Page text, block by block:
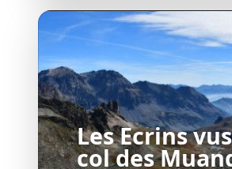
Les Ecrins
col des